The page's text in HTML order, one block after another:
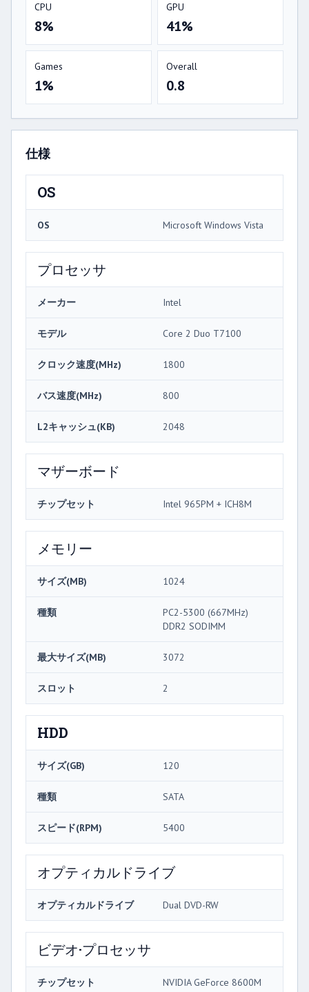
CPU
8%
GPU
41%
Games
1%
Overall
0.8
仕様
OS
OS Microsoft Windows Vista
プロセッサ
メーカー Intel
モデル Core 2 Duo T7100
クロック速度(MHz) 1800
バス速度(MHz) 800
L2キャッシュ(KB) 2048
マザーボード
チップセット Intel 965PM + ICH8M
メモリー
サイズ(MB) 1024
種類
PC2-5300 (667MHz)
DDR2 SODIMM
最大サイズ(MB) 3072
スロット 2
HDD
サイズ(GB) 120
種類 SATA
スピード(RPM) 5400
オプティカルドライブ
オプティカルドライブ Dual DVD-RW
ビデオ·プロセッサ
チップセット
NVIDIA GeForce 8600M